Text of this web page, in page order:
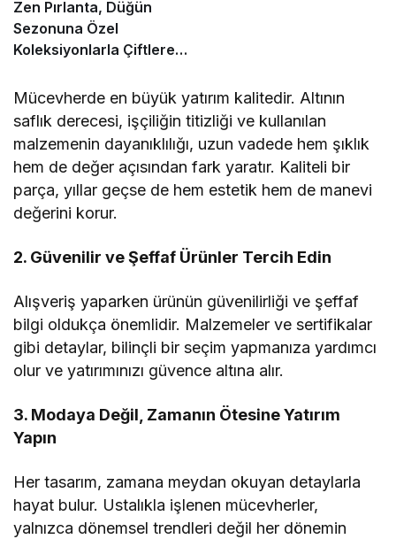
Zen Pırlanta, Düğün
Sezonuna Özel
Koleksiyonlarla Çiftlere
Mücevherde en büyük yatırım kalitedir. Altının
saflık derecesi, işçiliğin titizliği ve kullanılan
malzemenin dayanıklılığı, uzun vadede hem şıklık
hem de değer açısından fark yaratır. Kaliteli bir
parça, yıllar geçse de hem estetik hem de manevi
değerini korur.
2. Güvenilir ve Şeffaf Ürünler Tercih Edin
Alışveriş yaparken ürünün güvenilirliği ve şeffaf
bilgi oldukça önemlidir. Malzemeler ve sertifikalar
gibi detaylar, bilinçli bir seçim yapmanıza yardımcı
olur ve yatırımınızı güvence altına alır.
3. Modaya Değil, Zamanın Ötesine Yatırım
Yapın
Her tasarım, zamana meydan okuyan detaylarla
hayat bulur. Ustalıkla işlenen mücevherler,
yalnızca dönemsel trendleri değil her dönemin